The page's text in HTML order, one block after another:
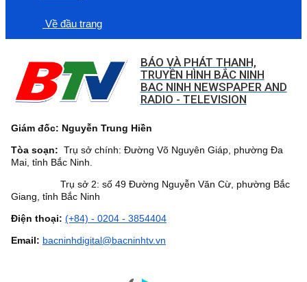
Về đầu trang
BÁO VÀ PHÁT THANH,
TRUYỀN HÌNH BẮC NINH
BAC NINH NEWSPAPER AND
RADIO - TELEVISION
Giám đốc: Nguyễn Trung Hiền
Tòa soạn: Trụ sở chính: Đường Võ Nguyên Giáp, phường Đa
Mai, tỉnh Bắc Ninh.
Trụ sở 2: số 49 Đường Nguyễn Văn Cừ, phường Bắc
Giang, tỉnh Bắc Ninh
Điện thoại: (+84) - 0204 - 3854404
Email: bacninhdigital@bacninhtv.vn